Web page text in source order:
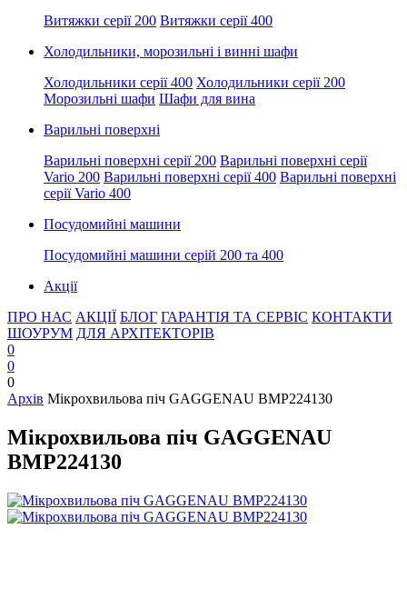
Витяжки серії 200 Витяжки серії 400
Холодильники, морозильні і винні шафи
Холодильники серії 400 Холодильники серії 200
Морозильні шафи Шафи для вина
Варильні поверхні
Варильні поверхні серії 200 Варильні поверхні серії
Vario 200 Варильні поверхні серії 400 Варильні поверхні
серії Vario 400
Посудомийні машини
Посудомийні машини серій 200 та 400
Акції
ПРО НАС АКЦІЇ БЛОГ ГАРАНТІЯ ТА СЕРВІС КОНТАКТИ
ШОУРУМ ДЛЯ АРХІТЕКТОРІВ
0
0
0
Архів Мікрохвильова піч GAGGENAU BMP224130
Мікрохвильова піч GAGGENAU
BMP224130